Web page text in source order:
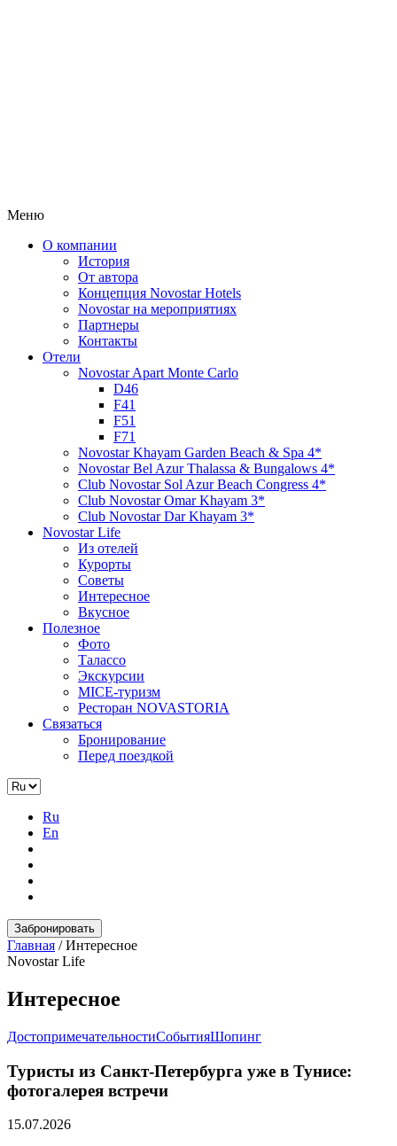
Меню
О компании
История
От автора
Концепция Novostar Hotels
Novostar на мероприятиях
Партнеры
Контакты
Отели
Novostar Apart Monte Carlo
D46
F41
F51
F71
Novostar Khayam Garden Beach & Spa 4*
Novostar Bel Azur Thalassa & Bungalows 4*
Club Novostar Sol Azur Beach Congress 4*
Club Novostar Omar Khayam 3*
Club Novostar Dar Khayam 3*
Novostar Life
Из отелей
Курорты
Советы
Интересное
Вкусное
Полезное
Фото
Талассо
Экскурсии
MICE-туризм
Ресторан NOVASTORIA
Связаться
Бронирование
Перед поездкой
Ru
En
Забронировать
Главная /Интересное
Novostar Life
Интересное
ДостопримечательностиСобытияШопинг
Туристы из Санкт-Петербурга уже в Тунисе:
фотогалерея встречи
15.07.2026